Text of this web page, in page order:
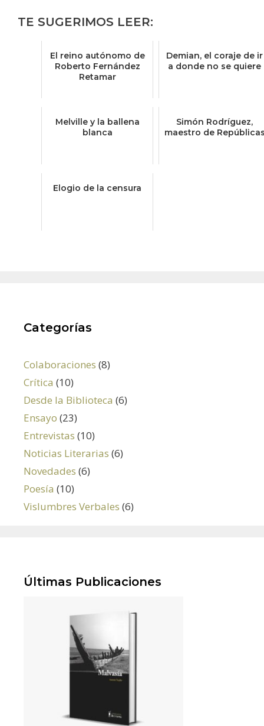
TE SUGERIMOS LEER:
El reino autónomo de
Roberto Fernández
Retamar
Demian, el coraje de ir
a donde no se quiere
Melville y la ballena
blanca
Simón Rodríguez,
maestro de
Elogio de la censura
Categorías
Colaboraciones (8)
Crítica (10)
Desde la Biblioteca (6)
Ensayo (23)
Entrevistas (10)
Noticias Literarias (6)
Novedades (6)
Poesía (10)
Vislumbres Verbales (6)
Últimas Publicaciones